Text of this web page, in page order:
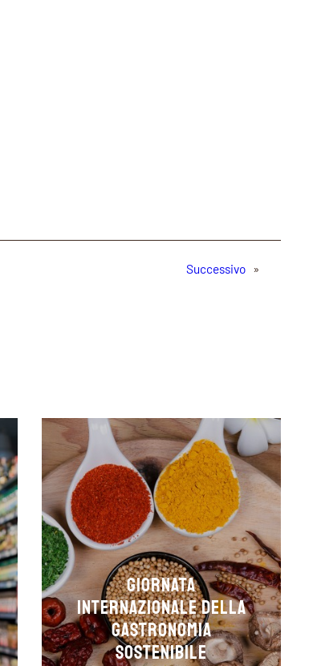
Successivo »
Giornata
internazionale della
Gastronomia
sostenibile